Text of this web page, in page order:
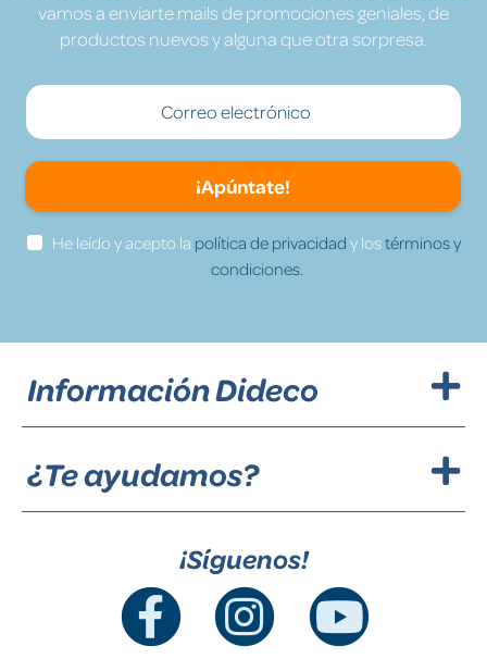
vamos a enviarte mails de promociones geniales, de
productos nuevos y alguna que otra sorpresa.
¡Apúntate!
He leído y acepto la política de privacidad y lostérminos y
condiciones.
Información Dideco
¿Te ayudamos?
¡Síguenos!